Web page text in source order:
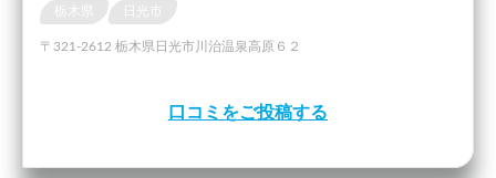
〒321-2612 栃木県日光市川治温泉高原６２
口コミをご投稿する